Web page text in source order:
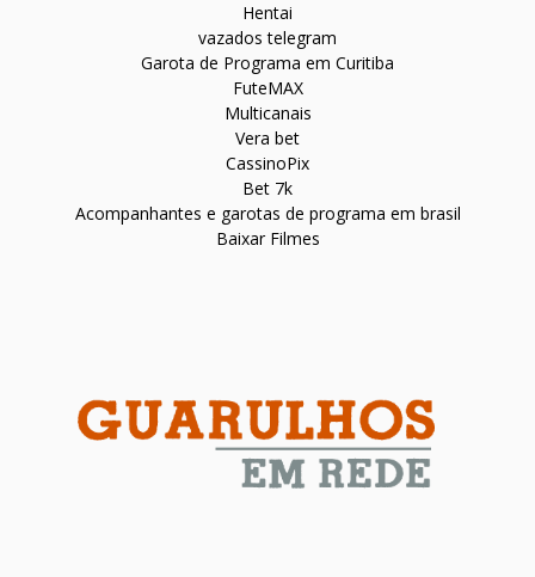
Hentai
vazados telegram
Garota de Programa em Curitiba
FuteMAX
Multicanais
Vera bet
CassinoPix
Bet 7k
Acompanhantes e garotas de programa em brasil
Baixar Filmes